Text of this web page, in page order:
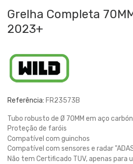
Grelha Completa
2023+
Referência: FR23573B
Tubo robusto de Ø 70MM em aço
Proteção de faróis
Compatível com guinchos
Compatível com sensores e radar
Não tem Certificado TUV, apenas para